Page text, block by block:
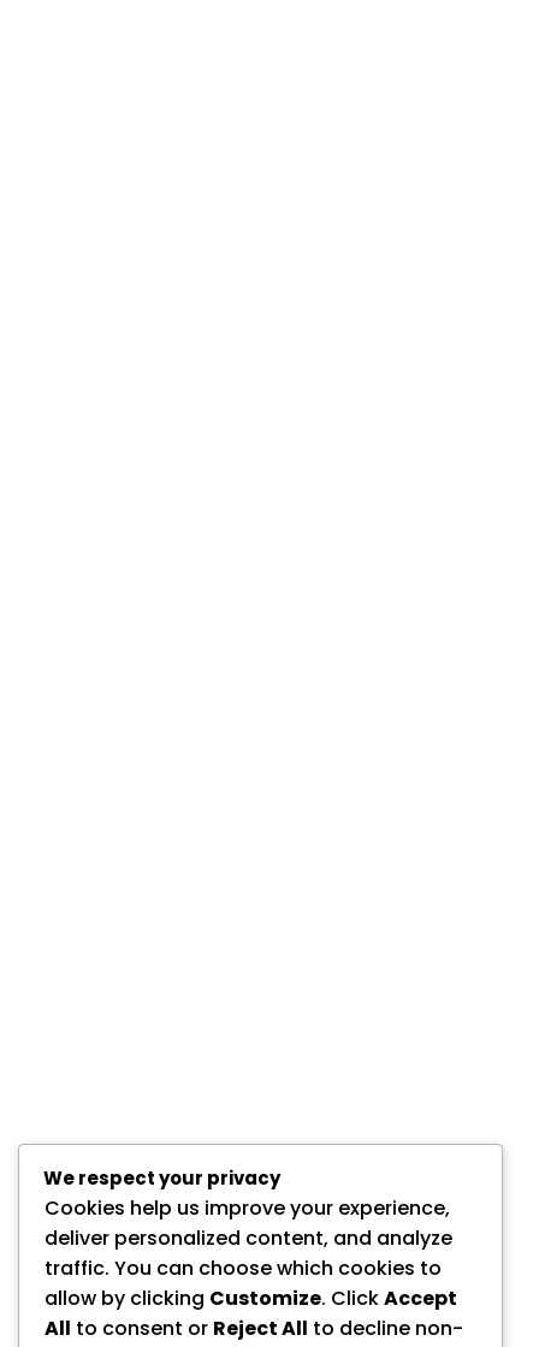
We respect your privacy
Cookies help us improve your experience,
deliver personalized content, and analyze
traffic. You can choose which cookies to
allow by clicking Customize. ClickAccept
All to consent or Reject All to decline non-